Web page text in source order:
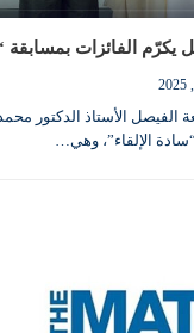
الفائزات بمسابقة
الأستاذ الدكتور
الإلقاء”، وهي…